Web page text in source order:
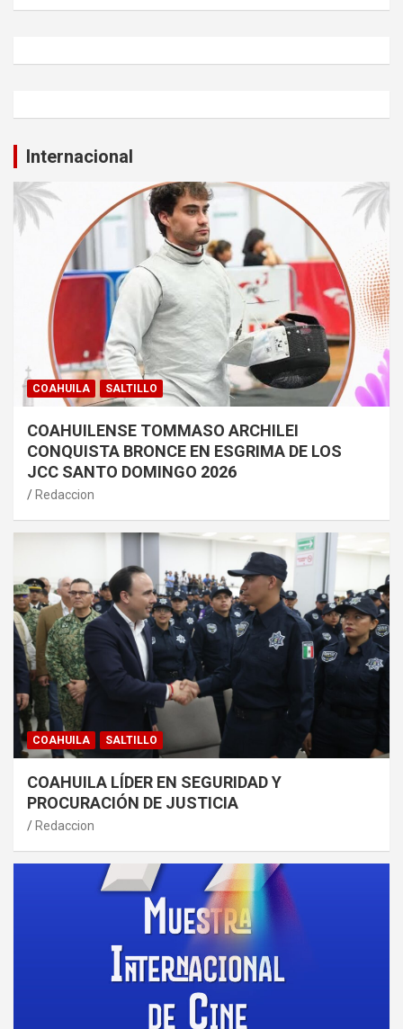
Internacional
COAHUILA SALTILLO
COAHUILENSE TOMMASO ARCHILEI
CONQUISTA BRONCE EN ESGRIMA DE LOS
JCC SANTO DOMINGO 2026
Redaccion
COAHUILA SALTILLO
COAHUILA LÍDER EN SEGURIDAD Y
PROCURACIÓN DE JUSTICIA
Redaccion